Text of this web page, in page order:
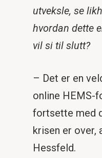
utveksle, se
hvordan dette
vil si til slutt?
– Det er en
online HEMS-
fortsette med
krisen er over,
Hessfeld.